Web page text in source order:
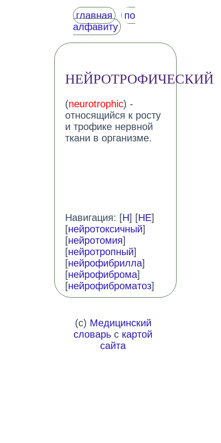
главная
по
алфавиту
НЕЙРОТРОФИЧЕСКИЙ
(neurotrophic) -
относящийся к росту
и трофике нервной
ткани в организме.
Навигация: [Н] [НЕ]
[нейротоксичный]
[нейротомия]
[нейротропный]
[нейрофибрилла]
[нейрофиброма]
[нейрофиброматоз]
(c) Медицинский
словарь с картой
сайта